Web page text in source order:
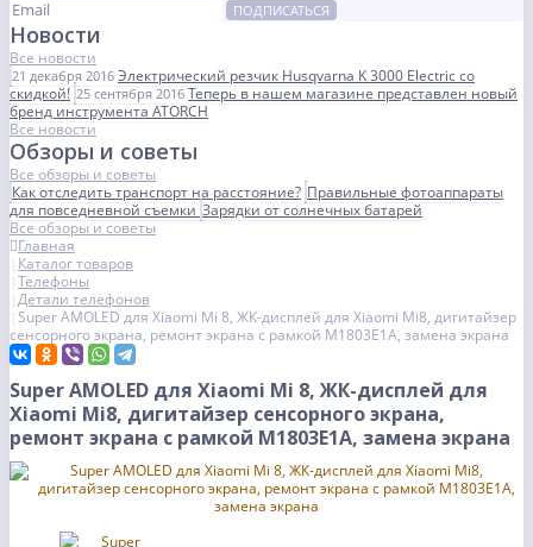
ПОДПИСАТЬСЯ
Новости
Все новости
21 декабря 2016 Электрический резчик Husqvarna K 3000 Electric со
скидкой! 25 сентября 2016 Теперь в нашем магазине представлен новый
бренд инструмента ATORCH
Все новости
Обзоры и советы
Все обзоры и советы
Как отследить транспорт на расстояние? Правильные фотоаппараты
для повседневной съемкиЗарядки от солнечных батарей
Все обзоры и советы
Главная
Каталог товаров
Телефоны
Детали телефонов
Super AMOLED для Xiaomi Mi 8, ЖК-дисплей для Xiaomi Mi8, дигитайзер
сенсорного экрана, ремонт экрана с рамкой M1803E1A, замена экрана
Super AMOLED для Xiaomi Mi 8, ЖК-дисплей для
Xiaomi Mi8, дигитайзер сенсорного экрана,
ремонт экрана с рамкой M1803E1A, замена экрана